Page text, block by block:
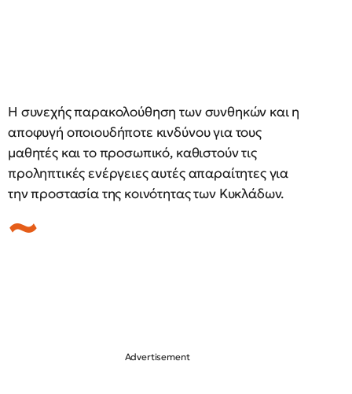
Η συνεχής παρακολούθηση των συνθηκών και η
αποφυγή οποιουδήποτε κινδύνου για τους
μαθητές και το προσωπικό, καθιστούν τις
προληπτικές ενέργειες αυτές απαραίτητες για
την προστασία της κοινότητας των Κυκλάδων.